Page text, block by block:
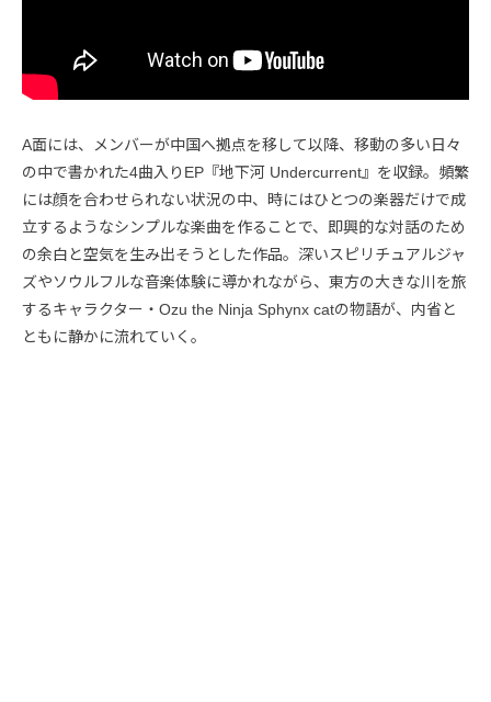
A面には、メンバーが中国へ拠点を移して以降、移動の多い日々
の中で書かれた4曲入りEP『地下河 Undercurrent』を収録。頻繁
には顔を合わせられない状況の中、時にはひとつの楽器だけで成
立するようなシンプルな楽曲を作ることで、即興的な対話のため
の余白と空気を生み出そうとした作品。深いスピリチュアルジャ
ズやソウルフルな音楽体験に導かれながら、東方の大きな川を旅
するキャラクター・Ozu the Ninja Sphynx catの物語が、内省と
ともに静かに流れていく。